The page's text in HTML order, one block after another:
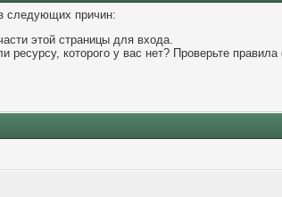
следующих причин:
этой страницы для входа.
которого у вас нет? Проверьте